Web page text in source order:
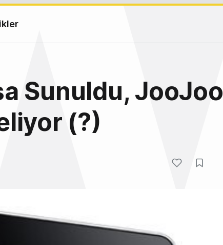
Sunuldu, JooJoo
(?)